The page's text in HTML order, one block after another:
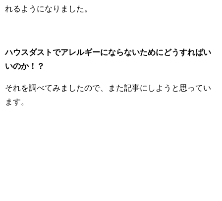
れるようになりました。
ハウスダストでアレルギーにならないためにどうすればい
いのか！？
それを調べてみましたので、また記事にしようと思ってい
ます。